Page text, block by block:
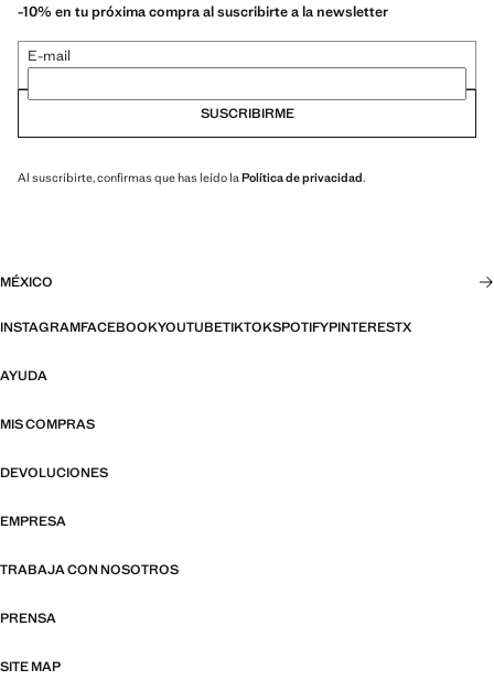
-10% en tu próxima compra al suscribirte a la newsletter
E-mail
SUSCRIBIRME
Al suscribirte, confirmas que has leído la Política de privacidad.
MÉXICO
INSTAGRAMFACEBOOKYOUTUBETIKTOKSPOTIFYPINTERESTX
AYUDA
MIS COMPRAS
DEVOLUCIONES
EMPRESA
TRABAJA CON NOSOTROS
PRENSA
SITE MAP